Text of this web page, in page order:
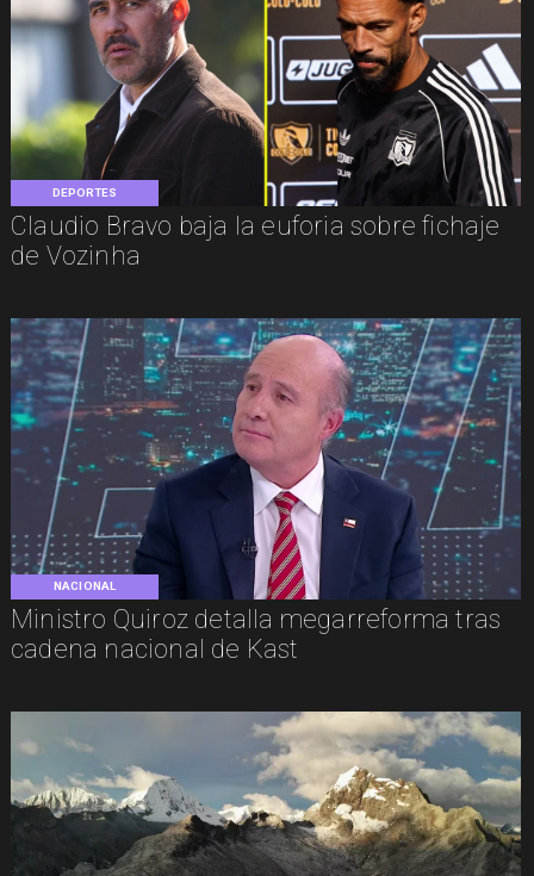
DEPORTES
Claudio Bravo baja la euforia sobre fichaje
de Vozinha
NACIONAL
Ministro Quiroz detalla megarreforma tras
cadena nacional de Kast